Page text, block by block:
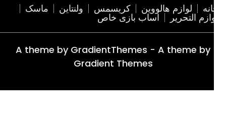
لوازم هالووین کریسمس ولنتاین ماسک
التحریر اساب بازی خاص
A theme by GradientThemes - A theme by
Gradient Themes